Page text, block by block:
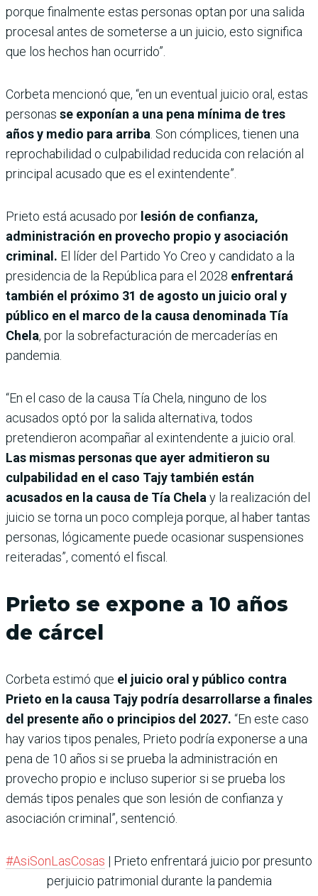
porque finalmente estas personas optan por una salida
procesal antes de someterse a un juicio, esto significa
que los hechos han ocurrido”.
Corbeta mencionó que, “en un eventual juicio oral, estas
personas se exponían a una pena mínima de tres
años y medio para arriba . Son cómplices, tienen una
reprochabilidad o culpabilidad reducida con relación al
principal acusado que es el exintendente”.
Prieto está acusado por lesión de confianza,
administración en provecho propio y asociación
criminal. El líder del Partido Yo Creo y candidato a la
presidencia de la República para el 2028 enfrentará
también el próximo 31 de agosto un juicio oral y
público en el marco de la causa denominada Tía
Chela, por la sobrefacturación de mercaderías en
pandemia.
“En el caso de la causa Tía Chela, ninguno de los
acusados optó por la salida alternativa, todos
pretendieron acompañar al exintendente a juicio oral.
Las mismas personas que ayer admitieron su
culpabilidad en el caso Tajy también están
acusados en la causa de Tía Chela y la realización del
juicio se torna un poco compleja porque, al haber tantas
personas, lógicamente puede ocasionar suspensiones
reiteradas”, comentó el fiscal.
Prieto se expone a 10 años
de cárcel
Corbeta estimó que el juicio oral y público contra
Prieto en la causa Tajy podría desarrollarse a finales
del presente año o principios del 2027. “En este caso
hay varios tipos penales, Prieto podría exponerse a una
pena de 10 años si se prueba la administración en
provecho propio e incluso superior si se prueba los
demás tipos penales que son lesión de confianza y
asociación criminal”, sentenció.
#AsiSonLasCosas | Prieto enfrentará juicio por presunto
perjuicio patrimonial durante la pandemia